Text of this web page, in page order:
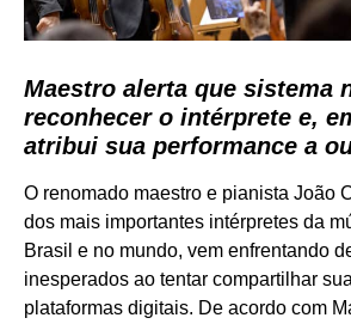
Maestro alerta que sistema
reconhecer o intérprete e,
atribui sua performance a
O renomado maestro e pianista João
dos mais importantes intérpretes da
Brasil e no mundo, vem enfrentando
inesperados ao tentar compartilhar
plataformas digitais. De acordo com